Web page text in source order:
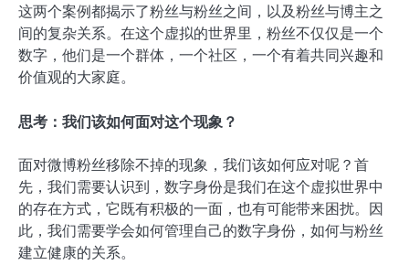
这两个案例都揭示了粉丝与粉丝之间，以及粉丝与博主之
间的复杂关系。在这个虚拟的世界里，粉丝不仅仅是一个
数字，他们是一个群体，一个社区，一个有着共同兴趣和
价值观的大家庭。
思考：我们该如何面对这个现象？
面对微博粉丝移除不掉的现象，我们该如何应对呢？首
先，我们需要认识到，数字身份是我们在这个虚拟世界中
的存在方式，它既有积极的一面，也有可能带来困扰。因
此，我们需要学会如何管理自己的数字身份，如何与粉丝
建立健康的关系。